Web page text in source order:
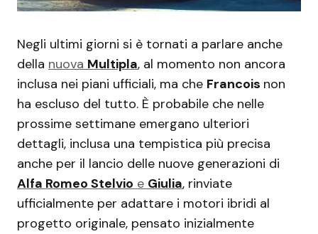
Negli ultimi giorni si è tornati a parlare anche
della nuova Multipla, al momento non ancora
inclusa nei piani ufficiali, ma che Francois non
ha escluso del tutto. È probabile che nelle
prossime settimane emergano ulteriori
dettagli, inclusa una tempistica più precisa
anche per il lancio delle nuove generazioni di
Alfa Romeo Stelvio e Giulia, rinviate
ufficialmente per adattare i motori ibridi al
progetto originale, pensato inizialmente